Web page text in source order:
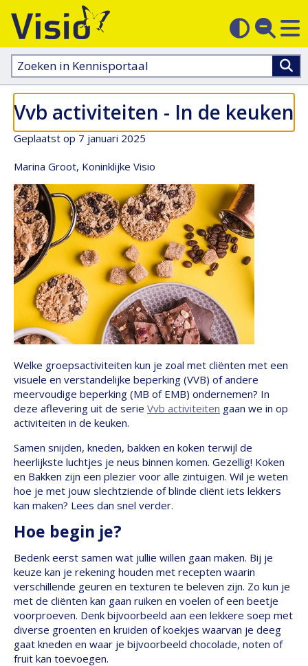
Contrast
Zoeken
in
kennisportaal:
Vvb activiteiten - In de keuken
Geplaatst op 7 januari 2025
Marina Groot, Koninklijke Visio
Welke groepsactiviteiten kun je zoal met cliënten met een
visuele en verstandelijke beperking (VVB) of andere
meervoudige beperking (MB of EMB) ondernemen? In
deze aflevering uit de serie Vvb activiteiten gaan we in op
activiteiten in de keuken.
Samen snijden, kneden, bakken en koken terwijl de
heerlijkste luchtjes je neus binnen komen. Gezellig! Koken
en Bakken zijn een plezier voor alle zintuigen. Wil je weten
hoe je met jouw slechtziende of blinde cliënt iets lekkers
kan maken? Lees dan snel verder.
Hoe begin je?
Bedenk eerst samen wat jullie willen gaan maken. Bij je
keuze kan je rekening houden met recepten waarin
verschillende geuren en texturen te beleven zijn. Zo kun je
met de cliënten kan gaan ruiken en voelen of een beetje
voorproeven. Denk bijvoorbeeld aan een lekkere soep met
diverse groenten en kruiden of koekjes waarvan je deeg
gaat kneden en waar je bijvoorbeeld chocolade, noten of
fruit kan toevoegen.